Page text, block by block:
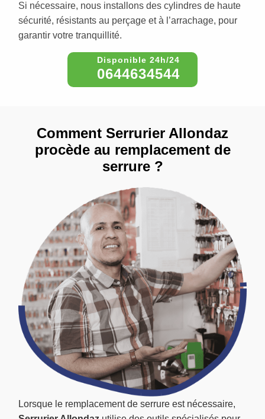
Si nécessaire, nous installons des cylindres de haute
sécurité, résistants au perçage et à l’arrachage, pour
garantir votre tranquillité.
0644634544
Lorsque le remplacement de serrure est nécessaire,
Comment Serrurier Allondaz
procède au remplacement de
serrure ?